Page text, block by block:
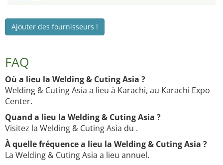
Ajouter des fournisseurs !
FAQ
Où a lieu la Welding & Cuting Asia ?
Welding & Cuting Asia a lieu à Karachi, au Karachi Expo
Center.
Quand a lieu la Welding & Cuting Asia ?
Visitez la Welding & Cuting Asia du .
À quelle fréquence a lieu la Welding & Cuting Asia ?
La Welding & Cuting Asia a lieu annuel.